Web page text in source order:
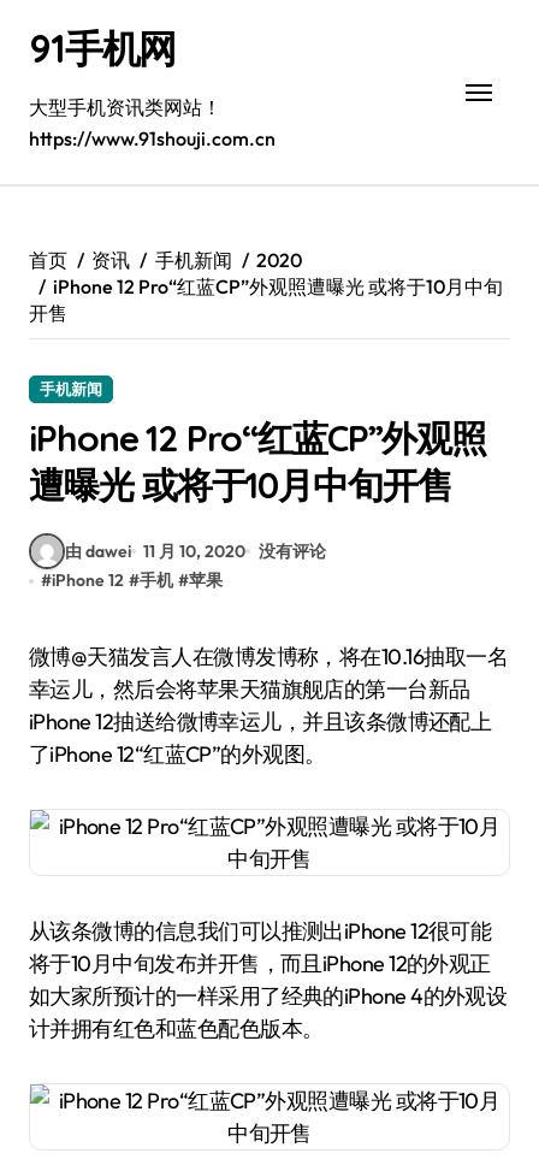
91手机网
大型手机资讯类网站！
https://www.91shouji.com.cn
首页 资讯 手机新闻
2020
iPhone 12 Pro“红蓝CP”外观照遭曝光 或将于10月中旬
开售
手机新闻
iPhone 12 Pro“红蓝CP”外观照
遭曝光 或将于10月中旬开售
由 dawei 11 月 10, 2020 没有评论
#iPhone 12 #手机 #苹果
微博@天猫发言人在微博发博称，将在10.16抽取一名
幸运儿，然后会将苹果天猫旗舰店的第一台新品
iPhone 12抽送给微博幸运儿，并且该条微博还配上
了iPhone 12“红蓝CP”的外观图。
从该条微博的信息我们可以推测出iPhone 12很可能
将于10月中旬发布并开售，而且iPhone 12的外观正
如大家所预计的一样采用了经典的iPhone 4的外观设
计并拥有红色和蓝色配色版本。